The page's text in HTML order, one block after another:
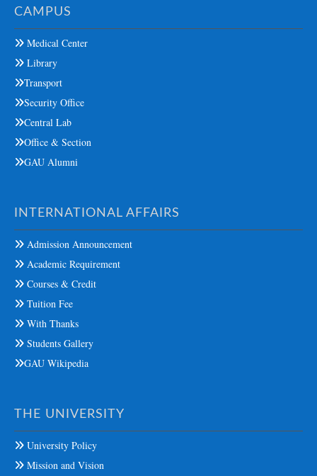
CAMPUS
Medical Center
Library
Transport
Security Office
Central Lab
Office & Section
GAU Alumni
INTERNATIONAL AFFAIRS
Admission Announcement
Academic Requirement
Courses & Credit
Tuition Fee
With Thanks
Students Gallery
GAU Wikipedia
THE UNIVERSITY
University Policy
Mission and Vision